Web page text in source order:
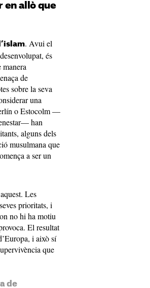
en allò que
. Avui el
és
manera
de
sobre la seva
una
o Estocolm —
han
alguns dels
musulmana que
a ser un
Les
prioritats, i
no hi ha motiu
El resultat
i això sí
que
de